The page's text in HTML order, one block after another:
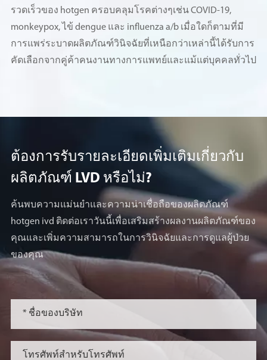
รวดเร็วของ hotgen ครอบคลุมโรคต่างๆเช่น COVID-19,
monkeypox, ไข้ dengue และ influenza a/b เมื่อใดก็ตามที่มี
การแพร่ระบาดผลิตภัณฑ์วินิจฉัยที่เหนือกว่าเหล่านี้ได้รับการ
คัดเลือกจากคู่ค้าคนงานทางการแพทย์และแม้แต่บุคคลทั่วไป
ต้องการรับรายละเอียดเพิ่มเติมเกี่ยวกับ
ผลิตภัณฑ์ LVD หรือไม่?
ค้นพบความแม่นยำและความน่าเชื่อถือของผลิตภัณฑ์
hotgen ivd ติดต่อเราวันนี้เพื่อเสริมสร้างผลงานผลิตภัณฑ์ของ
คุณและเพิ่มความสามารถในการวินิจฉัยและการดูแลผู้ป่วย
ของคุณ